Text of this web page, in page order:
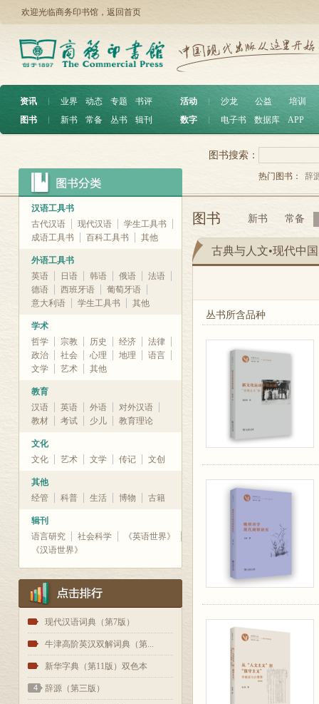
欢迎光临商务印书馆， 返回首页
资讯 ︱ 业界 动态 专题
书评
图书
︱ 新书 常备 丛书 辑刊
活动 沙龙 公益
培训
数字
电子书 数据库 APP
汉语工具书
古代汉语
现代汉语
学生工具书
成语工具书
百科工具书 其他
外语工具书
英语
日语 韩语 俄语
法语
德语
西班牙语
葡萄牙语
意大利语
学生工具书 其他
学术
哲学
宗教 历史 经济
法律
政治
社会 心理 地理
语言
文学
艺术 其他
教育
汉语
英语 外语
对外汉语
教材
考试 少儿 教育理论
文化
文化
艺术 文学 传记 文创
其他
经管
科普 生活 博物 古籍
辑刊
语言研究
社会科学
《英语世界》
《汉语世界》
1 现代汉语词典（第7版）
2 牛津高阶英汉双解词典（第...
3 新华字典（第11版）双色本
4 辞源（第三版）
图书搜索：
热门图书： 辞
图书 新书 常备
古典与人文•现代中
丛书所含品种